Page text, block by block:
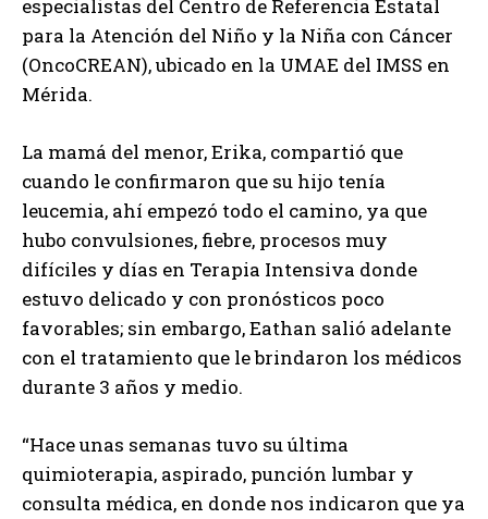
especialistas del Centro de Referencia Estatal
para la Atención del Niño y la Niña con Cáncer
(OncoCREAN), ubicado en la UMAE del IMSS en
Mérida.
La mamá del menor, Erika, compartió que
cuando le confirmaron que su hijo tenía
leucemia, ahí empezó todo el camino, ya que
hubo convulsiones, fiebre, procesos muy
difíciles y días en Terapia Intensiva donde
estuvo delicado y con pronósticos poco
favorables; sin embargo, Eathan salió adelante
con el tratamiento que le brindaron los médicos
durante 3 años y medio.
“Hace unas semanas tuvo su última
quimioterapia, aspirado, punción lumbar y
consulta médica, en donde nos indicaron que ya